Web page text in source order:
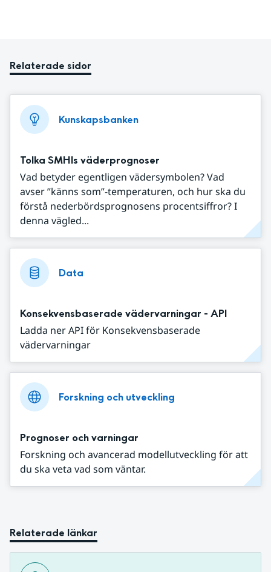
Relaterade sidor
Kunskapsbanken
Tolka SMHIs väderprognoser
Vad betyder egentligen vädersymbolen? Vad
avser ”känns som”-temperaturen, och hur ska du
förstå nederbördsprognosens procentsiffror? I
denna vägled...
Data
Konsekvensbaserade vädervarningar - API
Ladda ner API för Konsekvensbaserade
vädervarningar
Forskning och utveckling
Prognoser och varningar
Forskning och avancerad modellutveckling för att
du ska veta vad som väntar.
Relaterade länkar